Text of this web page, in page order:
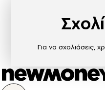
Για να σχολιάσεις,